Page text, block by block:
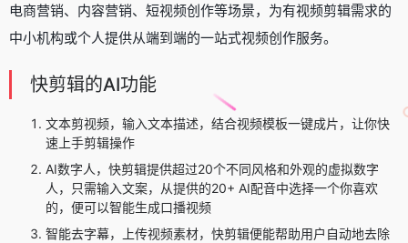
电商营销、内容营销、短视频创作等场景，为有视频剪辑需求的
中小机构或个人提供从端到端的一站式视频创作服务。
快剪辑的AI功能
文本剪视频，输入文本描述，结合视频模板一键成片，让你快
速上手剪辑操作
AI数字人，快剪辑提供超过20个不同风格和外观的虚拟数字
人，只需输入文案，从提供的20+ AI配音中选择一个你喜欢
的，便可以智能生成口播视频
智能去字幕，上传视频素材，快剪辑便能帮助用户自动地去除